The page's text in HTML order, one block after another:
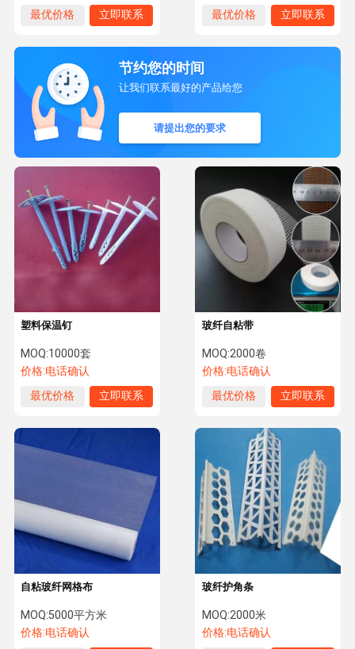
最优价格
立即联系
最优价格
立即联系
节约您的时间
让我们联系最好的产品给您
请提出您的要求
玻纤自粘带
MOQ:2000卷
价格:电话确认
最优价格
立即联系
塑料保温钉
MOQ:10000套
价格:电话确认
最优价格
立即联系
玻纤护角条
MOQ:2000米
价格:电话确认
自粘玻纤网格布
MOQ:5000平方米
价格:电话确认